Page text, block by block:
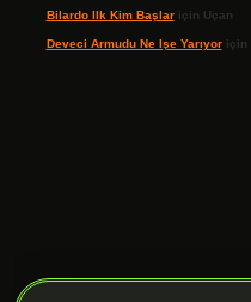
Bilardo Ilk Kim Başlariçin Uçan
Deveci Armudu Ne Işe Yarıyoriçin